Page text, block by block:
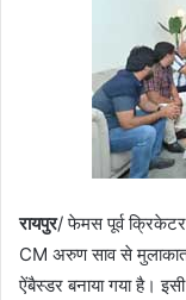
रायपुर/ फेमस पूर्व क्रिकेटर
CM अरुण साव से मुलाकात
ऐंबैस्डर बनाया गया है।